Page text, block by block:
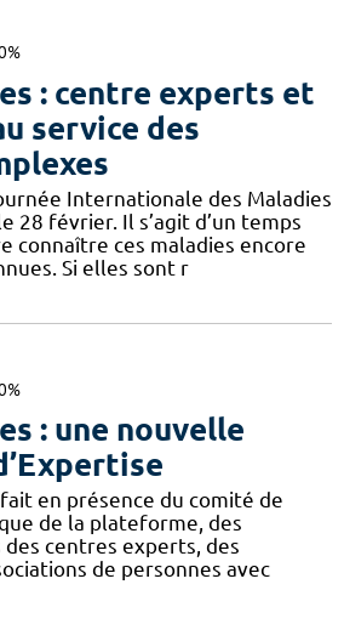
: centre experts et
service des
Internationale des Maladies
28 février. Il s’agit d’un temps
connaître ces maladies encore
Si elles sont r
: une nouvelle
en présence du comité de
de la plateforme, des
centres experts, des
de personnes avec